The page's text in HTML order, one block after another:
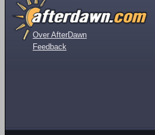
Over AfterDawn
Feedback